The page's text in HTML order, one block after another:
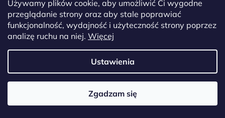
Używamy plików cookie, aby umożliwić Ci wygodne
przeglądanie strony oraz aby stale poprawiać
funkcjonalność, wydajność i użyteczność strony poprzez
analizę ruchu na niej. Więcej
Ustawienia
Zgadzam się
Wysyłka i płatność
Reklamacje
Moje zamówienie